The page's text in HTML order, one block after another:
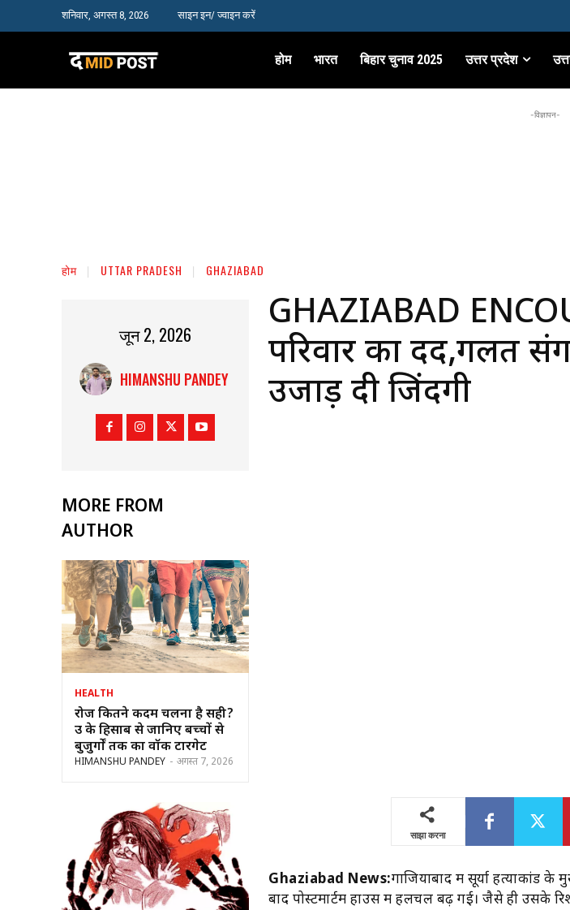
शनिवार, अगस्त 8, 2026 साइन इन/ ज्वाइन करें
होम भारत बिहार चुनाव 2025 उत्तर प्रदेश
-विज्ञापन-
होम UTTAR PRADESH GHAZIABAD
जून 2, 2026
HIMANSHU PANDEY
MORE FROM
AUTHOR
HEALTH
रोज कितने कदम चलना है सही?
उम्र के हिसाब से जानिए बच्चों से
बुजुर्गों तक का वॉक टारगेट
HIMANSHU PANDEY - अगस्त 7, 2026
GHAZIABAD
परिवार का दर्द,गलत
उजाड़ दी जिंदगी
साझा करना
Ghaziabad News:गाजियाबाद में सूर्या हत्याकांड
बाद पोस्टमार्टम हाउस में हलचल बढ़ गई। जैसे ही उसके